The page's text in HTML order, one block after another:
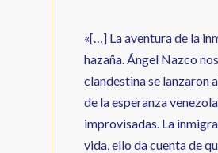
«[…] La aventura de la
hazaña. Ángel Nazco
clandestina se lanzaron
de la esperanza
improvisadas. La
vida, ello da cuenta de